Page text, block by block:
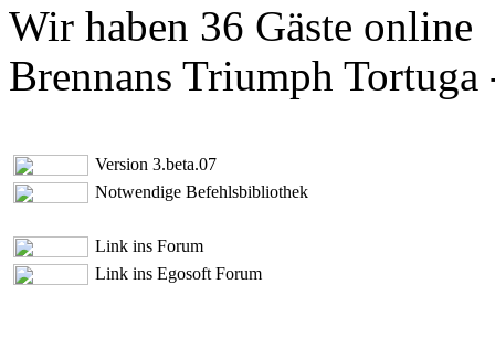
Wir haben 36 Gäste online
Brennans Triumph Tortuga
Version 3.beta.07
Notwendige Befehlsbibliothek
Link ins Forum
Link ins Egosoft Forum